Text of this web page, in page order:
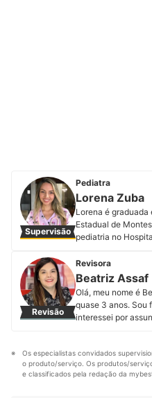
Supervisão
Pediatra
Lorena Zuba
Lorena é
Estadual de
pediatria no
realizando o
informação de
atender crianças
cursos para
internet com o
uma forma prática
YouTube e no site
Perfil de Lorena
Revisão
Revisora
Beatriz Assaf
Olá, meu nome é
quase 3 anos. Sou
interessei por
artigos sobre
textos fáceis de
informar o leitor
Os especialistas convidados
o produto/serviço. Os produtos/
e classificados pela redação da